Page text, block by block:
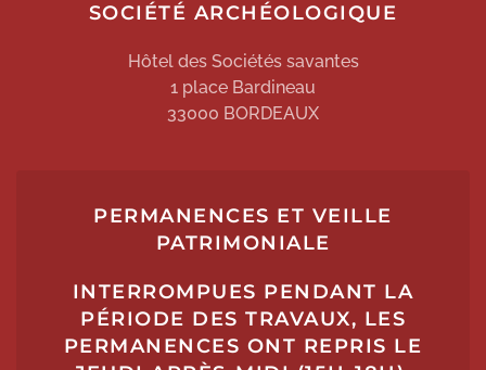
SOCIÉTÉ ARCHÉOLOGIQUE
Hôtel des Sociétés savantes
1 place Bardineau
33000 BORDEAUX
PERMANENCES ET VEILLE
PATRIMONIALE
INTERROMPUES PENDANT LA
PÉRIODE DES TRAVAUX, LES
PERMANENCES ONT REPRIS LE